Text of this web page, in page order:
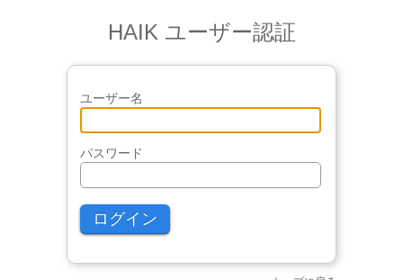
HAIK ユーザー認証
ユーザー名
パスワード